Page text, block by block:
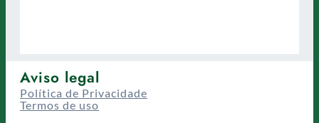
Aviso legal
Política de Privacidade
Termos de uso